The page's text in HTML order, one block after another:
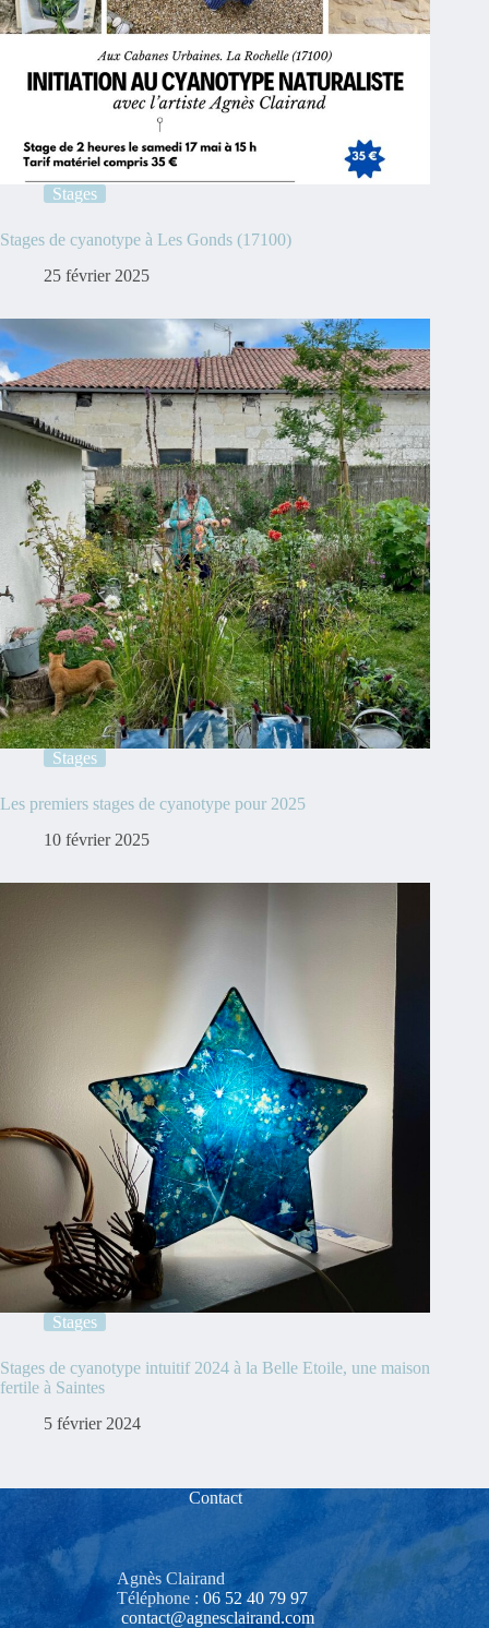
Stages
Stages de cyanotype à Les Gonds (17100)
25 février 2025
Stages
Les premiers stages de cyanotype pour 2025
10 février 2025
Stages
Stages de cyanotype intuitif 2024 à la Belle Etoile, une maison
fertile à Saintes
5 février 2024
Contact
Agnès Clairand
Téléphone : 06 52 40 79 97‬
contact@agnesclairand.com